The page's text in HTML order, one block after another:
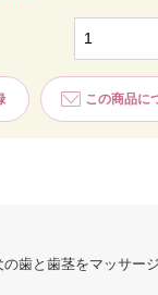
この商品に
歯と歯茎をマッサー